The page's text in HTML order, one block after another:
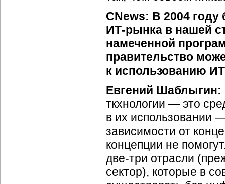
CNews: В 2004
ИТ-рынка в нашей
намеченной
правительство
к использованию
Евгений Шаблыгин:
ткхнологии — это
в их использовании
зависимости от
концепции не
две-три отрасли
сектор), которые в